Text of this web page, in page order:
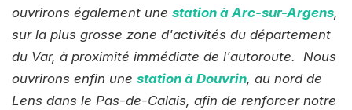
ouvrirons également une station à Arc-sur-Argens,
sur la plus grosse zone d'activités du département
du Var, à proximité immédiate de l'autoroute. Nous
ouvrirons enfin une station à Douvrin, au nord de
Lens dans le Pas-de-Calais, afin de renforcer notre